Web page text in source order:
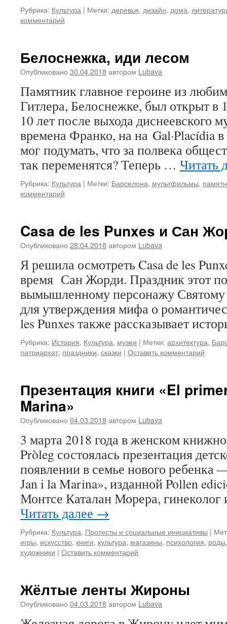
Рубрика: Культура | Метки: деревья, дизайн, дома,
комментарий
Белоснежка, иди лесом
Опубликовано 30.04.2018автором Lubava
Памятник главное героине из
Гитлера, Белоснежке, был открыт в
10 лет после выхода диснеевского
времена Франко, на на Gal·Placídia
мог подумать, что за полвека
так переменятся? Теперь … Читать
Рубрика: Культура | Метки: Барселона, мультфильмы,
комментарий
Casa de les Punxes и Сан
Опубликовано 28.04.2018автором Lubava
Я решила осмотреть Casa de les
время Сан Жорди. Праздник этот
вымышленному персонажу Святому
для утверждения мифа о
les Punxes также рассказывает
Рубрика: История, Культура, музеи | Метки: архитектура,
патриархат, праздники, сказки | Оставить комментарий
Презентация книги «El
Marina»
Опубликовано 04.03.2018автором Lubava
3 марта 2018 года в женском
Pròleg состоялась презентация
появлении в семье нового
Jan i la Marina», изданной Pollen
Монтсе Каталан Морера,
Читать далее →
Рубрика: Культура, Протесты и социальные инициативы |
игры, искусство, книги, культура, магазины, психология, роды
художники | Оставить комментарий
Жёлтые ленты Жироны
Опубликовано 04.03.2018автором Lubava